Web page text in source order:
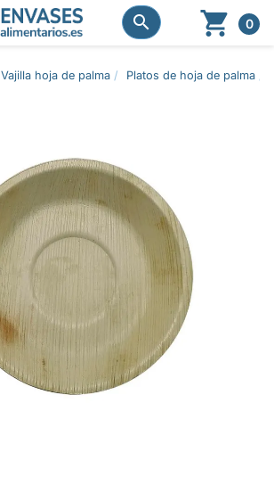

  0
Vajilla hoja de palma Platos de hoja de palma